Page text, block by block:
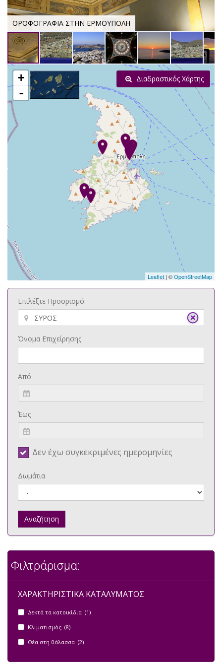
ΟΡΟΦΟΓΡΑΦΙΑ ΣΤΗΝ ΕΡΜΟΥΠΟΛΗ
+
-
Leaflet | ©OpenStreetMap
Διαδραστικός Χάρτης
Επιλέξτε Προορισμό:
Όνομα Επιχείρησης
Από
Έως
Δεν έχω συγκεκριμένες ημερομηνίες
Δωμάτια
Αναζήτηση
Φιλτράρισμα:
ΧΑΡΑΚΤΗΡΙΣΤΙΚΑ ΚΑΤΑΛΥΜΑΤΟΣ
Δεκτά τα κατοικίδια (1)
Κλιματισμός (8)
Θέα στη θάλασσα (2)